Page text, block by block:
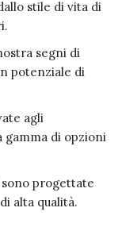
stile di vita di
segni di
potenziale di
agli
gamma di opzioni
progettate
alta qualità.